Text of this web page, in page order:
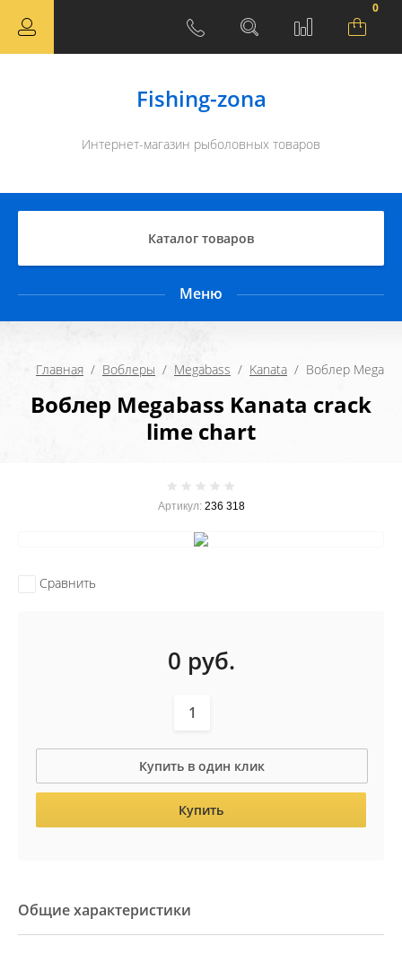
0
Fishing-zona
Интернет-магазин рыболовных товаров
Каталог товаров
Меню
Главная
  /
Воблеры
  /
Megabass
  /
Kanata
/  Воблер
Воблер Megabass Kanata crack
lime chart
Артикул:236 318
Сравнить
0 руб.
Купить в один клик
Купить
Общие характеристики